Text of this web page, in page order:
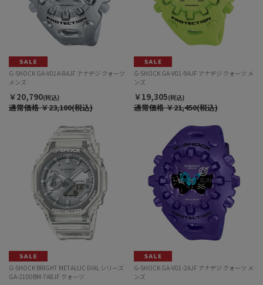
G-SHOCK GA-V01A-8AJF アナデジ クォーツ
メンズ
￥20,790(税込)
通常価格￥23,100(税込)
G-SHOCK GA-V01-9AJF アナデジ クォーツ メ
ンズ
￥19,305(税込)
通常価格￥21,450(税込)
G-SHOCK BRIGHT METALLIC DIAL シリーズ
GA-2100BM-7A8JF クォーツ
G-SHOCK GA-V01-2AJF アナデジ クォーツ メ
ンズ